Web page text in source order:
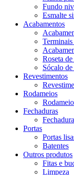
Fundo
Esmalte
Acabamentos
Terminais
Roseta
Sócalo
Revestimentos
Rodameios
Fechaduras
Portas
Portas
Batentes
Outros produtos
Fitas e
Limpeza